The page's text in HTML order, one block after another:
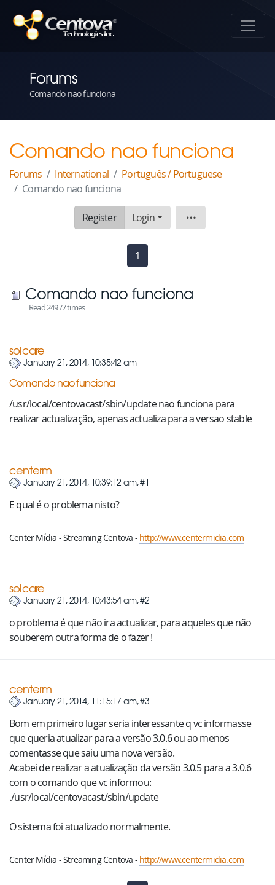
Forums
Comando nao funciona
Comando nao funciona
Forums International
Português / Portuguese
Comando nao funciona
Register Login Topic
1
Comando nao funciona
Read 24977 times
solcare
January 21, 2014, 10:35:42 am
Comando nao funciona
/usr/local/centovacast/sbin/update nao funciona para
realizar actualização, apenas actualiza para a versao stable
centerm
January 21, 2014, 10:39:12 am, #1
E qual é o problema nisto?
Center Mídia - Streaming Centova - http://www.centermidia.com
solcare
January 21, 2014, 10:43:54 am, #2
o problema é que não ira actualizar, para aqueles que não
souberem outra forma de o fazer !
centerm
January 21, 2014, 11:15:17 am, #3
Bom em primeiro lugar seria interessante q vc informasse
que queria atualizar para a versão 3.0.6 ou ao menos
comentasse que saiu uma nova versão.
Acabei de realizar a atualização da versão 3.0.5 para a 3.0.6
com o comando que vc informou:
./usr/local/centovacast/sbin/update
O sistema foi atualizado normalmente.
Center Mídia - Streaming Centova - http://www.centermidia.com